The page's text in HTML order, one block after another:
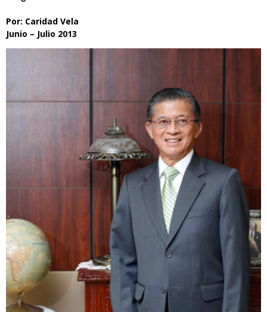
Por: Caridad Vela
Junio – Julio 2013